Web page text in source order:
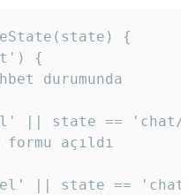
{
{
durumunda
|| state ==
formu açıldı
|| state ==